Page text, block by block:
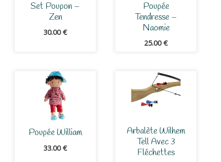
Set Poupon –
Zen
30.00€
Poupée
Tendresse –
Naomie
25.00€
Poupée William
33.00€
Arbalète Wilhem
Tell Avec 3
Fléchettes